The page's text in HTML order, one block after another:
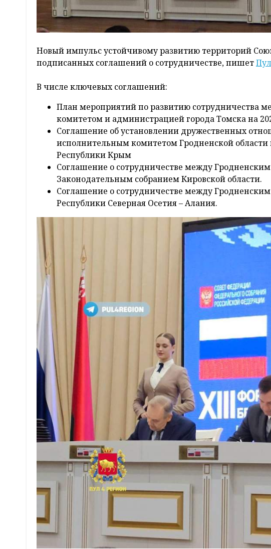
Новый импульс устойчивому развитию территорий
подписанных соглашений о сотрудничестве, пишет
В числе ключевых соглашений:
План мероприятий по развитию сотрудничества
комитетом и администрацией города Томска на
Соглашение об установлении дружественных
исполнительным комитетом Гродненской
Республики Крым
Соглашение о сотрудничестве между
Законодательным собранием Кировской области.
Соглашение о сотрудничестве между
Республики Северная Осетия – Алания.